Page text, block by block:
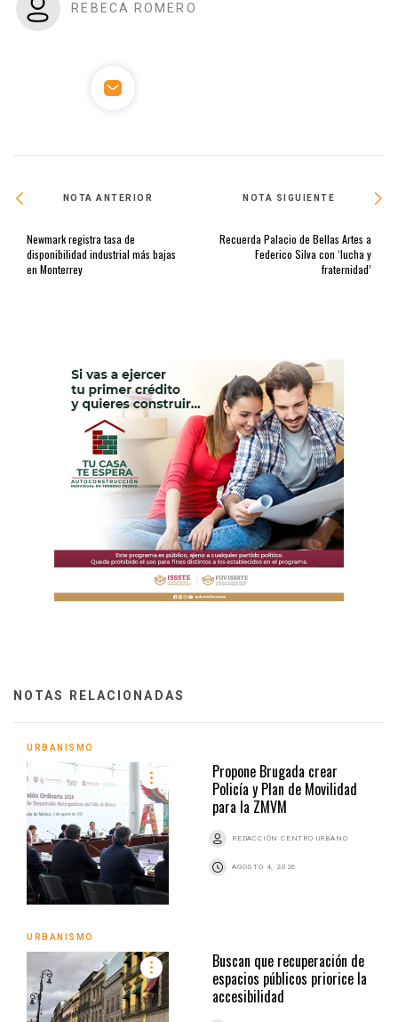
REBECA ROMERO
NOTA ANTERIOR
Newmark registra tasa de
disponibilidad industrial más bajas
en Monterrey
NOTA SIGUIENTE
Recuerda Palacio de Bellas Artes a
Federico Silva con ‘lucha y
fraternidad’
NOTAS RELACIONADAS
URBANISMO
Propone Brugada crear
Policía y Plan de Movilidad
para la ZMVM
REDACCIÓN CENTRO URBANO
AGOSTO 4, 2026
URBANISMO
Buscan que recuperación de
espacios públicos priorice la
accesibilidad